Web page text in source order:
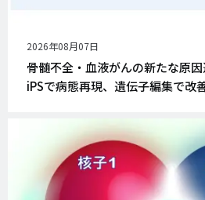
公
開
日
2026年08月07日
骨髄不全・血液がんの新たな原
iPSで病態再現、遺伝子編集で改